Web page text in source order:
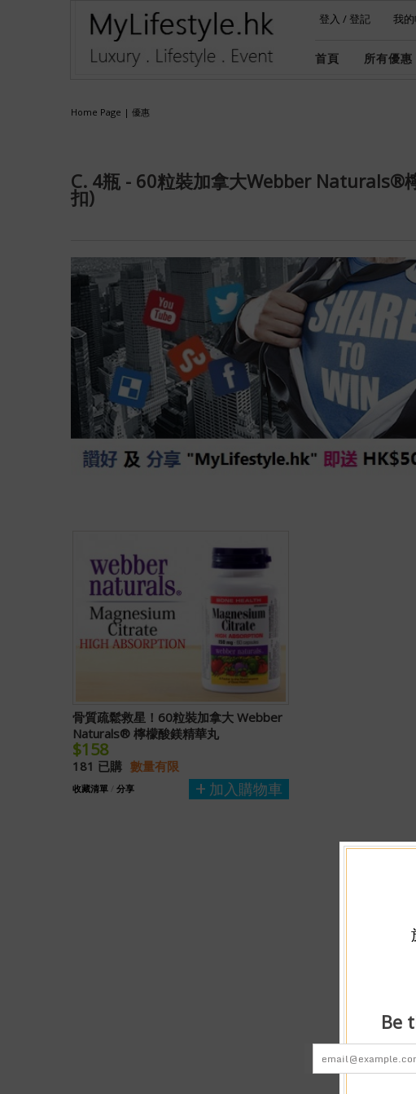
登入 /登記 我
首頁 所有優惠
Home Page | 優惠
C. 4瓶 - 60粒裝加拿大Webber Naturals®
扣)
骨質疏鬆救星！60粒裝加拿大 Webber
Naturals® 檸檬酸鎂精華丸
$158
181 已購 數量有限
加入購物車
收藏清單 / 分享
Be